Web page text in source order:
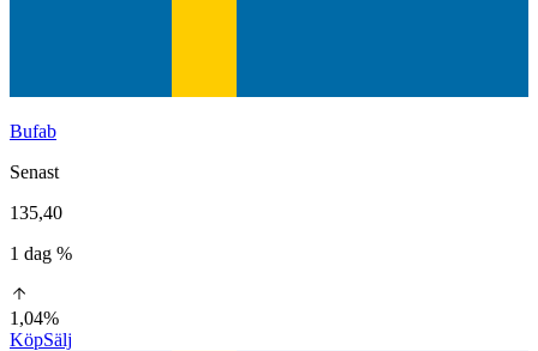
Bufab
Senast
135,40
1 dag %
1,04%
KöpSälj